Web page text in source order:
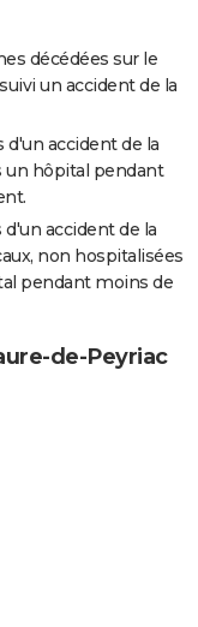
décédées sur le
un accident de la
accident de la
un hôpital pendant
accident de la
non hospitalisées
pendant moins de
de-Peyriac